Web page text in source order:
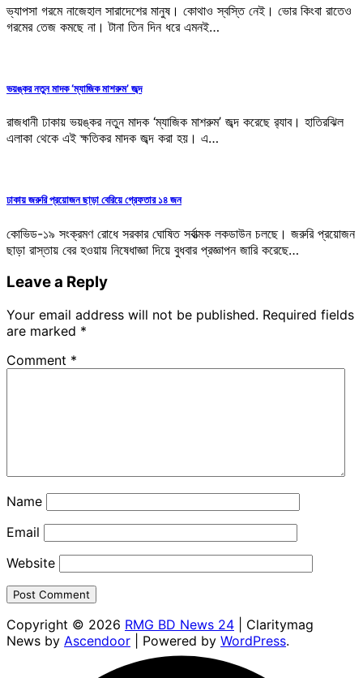
ভ্যাপসা গরমে নাজেহাল সারাদেশের মানুষ। কোথাও স্বস্তি নেই। ভোর কিংবা রাতেও
গরমের তেজ কমছে না। টানা তিন দিন ধরে এমনই…
ভয়ঙ্কর নতুন মাদক ‘ম্যাজিক মাশরুম’ জব্দ
রাজধানী ঢাকায় ভয়ঙ্কর নতুন মাদক ‘ম্যাজিক মাশরুম’ জব্দ করেছে র‌্যাব। হাতিরঝিল
এলাকা থেকে এই ক্ষতিকর মাদক জব্দ করা হয়। এ…
ঢাকায় জরুরি প্রয়োজন ছাড়া বেরিয়ে গ্রেফতার ১৪ জন
কোভিড-১৯ সংক্রমণ রোধে সরকার ঘোষিত সর্বাত্মক লকডাউন চলছে। জরুরি প্রয়োজন
ছাড়া রাস্তায় বের হওয়ায় নিষেধাজ্ঞা দিয়ে বুধবার প্রজ্ঞাপন জারি করেছে…
Leave a Reply
Your email address will not be published. Required fields
are marked *
Comment *
Name
Email
Website
Copyright © 2026 RMG BD News 24 | Claritymag
News by Ascendoor | Powered by WordPress.